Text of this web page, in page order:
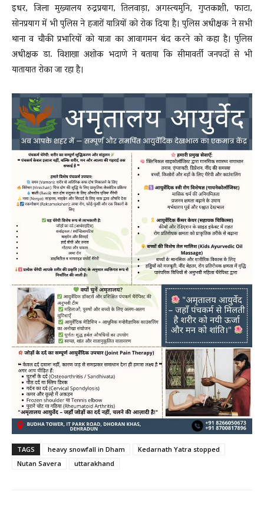
इधर, जिला मुख्यालय रुद्रप्रयाग, तिलवाड़ा, अगस्त्यमुनि, गुप्तकाशी, फाटा,
सोनप्रयाग में भी पुलिस ने हजारों यात्रियों को रोक दिया है। पुलिस अधीक्षक ने सभी
थाना व चौकी प्रभारियों को यात्रा का आवागमन बंद करने को कहा है। पुलिस
अधीक्षक डा. विशाखा अशोक भदाणे ने बताया कि सीमावर्ती जनपदों से भी
यातायात रोका जा रहा है।
TAGS heavy snowfall in Dham
Kedarnath Yatra stopped
Nutan Savera
uttarakhand